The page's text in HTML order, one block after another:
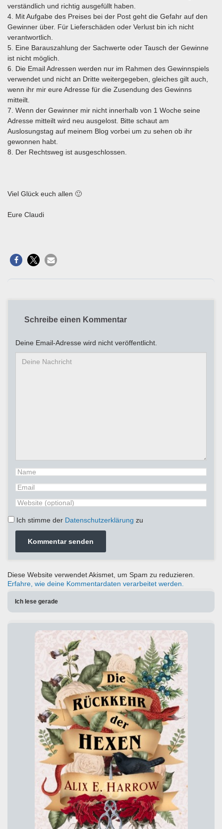
verständlich und richtig ausgefüllt haben.
4. Mit Aufgabe des Preises bei der Post geht die Gefahr auf den
Gewinner über. Für Lieferschäden oder Verlust bin ich nicht
verantwortlich.
5. Eine Barauszahlung der Sachwerte oder Tausch der Gewinne
ist nicht möglich.
6. Die Email Adressen werden nur im Rahmen des Gewinnspiels
verwendet und nicht an Dritte weitergegeben, gleiches gilt auch,
wenn ihr mir eure Adresse für die Zusendung des Gewinns
mitteilt.
7. Wenn der Gewinner mir nicht innerhalb von 1 Woche seine
Adresse mitteilt wird neu ausgelost. Bitte schaut am
Auslosungstag auf meinem Blog vorbei um zu sehen ob ihr
gewonnen habt.
8. Der Rechtsweg ist ausgeschlossen.
Viel Glück euch allen 🙂
Eure Claudi
Schreibe einen Kommentar
Deine Email-Adresse wird nicht veröffentlicht.
Ich stimme der Datenschutzerklärung zu
Diese Website verwendet Akismet, um Spam zu reduzieren.
Erfahre, wie deine Kommentardaten verarbeitet werden.
Ich lese gerade